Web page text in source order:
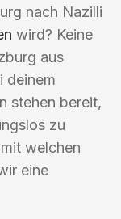
nach Nazilli
wird? Keine
aus
deinem
stehen bereit,
zu
welchen
eine